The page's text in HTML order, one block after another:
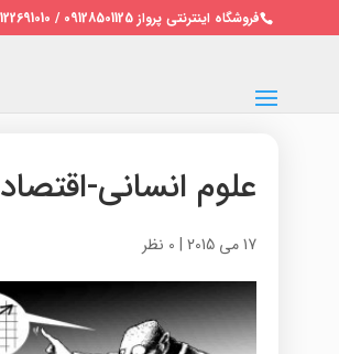
فروشگاه اینترنتی پرواز 09128501125 / 02122691010
علوم انسانی-اقتصاد
17 می 2015 | 0 نظر